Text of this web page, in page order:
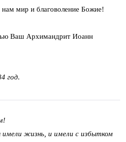
мир и благоволение Божие!
Ваш Архимандрит Иоанн
год.
жизнь, и имели с избытком